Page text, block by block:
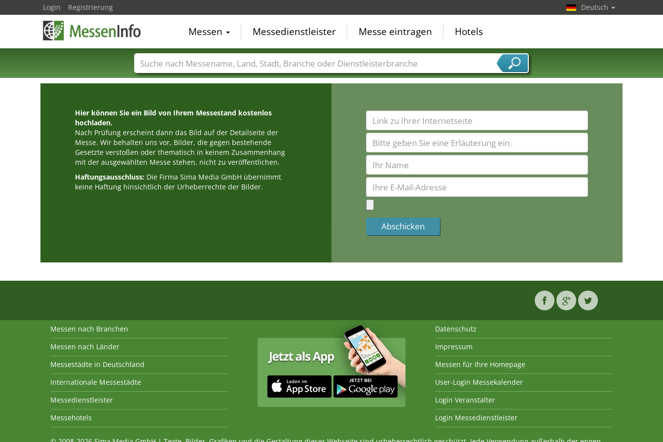
Hier können Sie ein Bild von Ihrem Messestand kostenlos
hochladen.
Nach Prüfung erscheint dann das Bild auf der Detailseite der
Messe. Wir behalten uns vor, Bilder, die gegen bestehende
Gesetzte verstoßen oder thematisch in keinem Zusammenhang
mit der ausgewählten Messe stehen, nicht zu veröffentlichen.
Haftungsausschluss: Die Firma Sima Media GmbH übernimmt
keine Haftung hinsichtlich der Urheberrechte der Bilder.
Login Registrierung Deutsch
Messen Messedienstleister Messe eintragen Hotels
Messenamen Länder Städte Branchen Dienstleisterbranchen
Messen nach Branchen
Messen nach Länder
Messestädte in Deutschland
Internationale Messestädte
Messedienstleister
Messehotels
Datenschutz
Impressum
Messen für Ihre Homepage
User-Login Messekalender
Login Veranstalter
Login Messedienstleister